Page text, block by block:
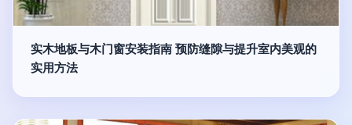
实木地板与木门窗安装指南 预防缝隙与提升室内美观的
实用方法